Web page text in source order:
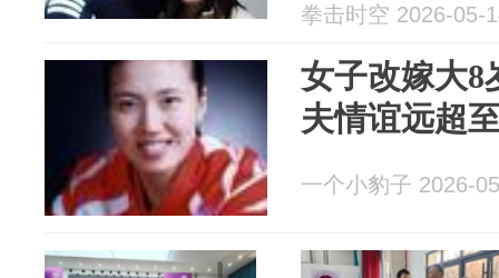
拳击时空 2026-05-
女子改嫁大8
夫情谊远超
一个小豹子 2026-